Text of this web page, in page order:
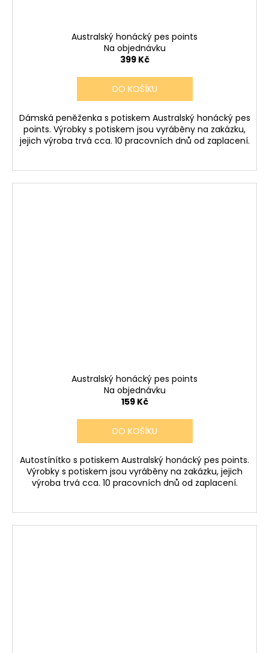
Australský honácký pes points
Na objednávku
399 Kč
DO KOŠÍKU
Dámská peněženka s potiskem Australský honácký pes
points. Výrobky s potiskem jsou vyráběny na zakázku,
jejich výroba trvá cca. 10 pracovních dnů od zaplacení.
Australský honácký pes points
Na objednávku
159 Kč
DO KOŠÍKU
Autostínítko s potiskem Australský honácký pes points.
Výrobky s potiskem jsou vyráběny na zakázku, jejich
výroba trvá cca. 10 pracovních dnů od zaplacení.